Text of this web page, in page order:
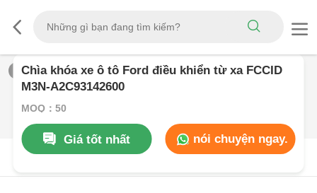
/0
Chìa khóa xe ô tô Ford điều khiển từ xa FCCID
M3N-A2C93142600
MOQ：50
Giá tốt nhất
nói chuyện ngay.
Mô Tả SảN PHẩM